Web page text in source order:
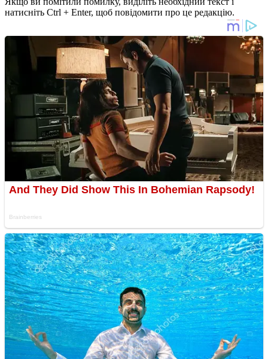
натисніть Ctrl + Enter, щоб повідомити про це редакцію.